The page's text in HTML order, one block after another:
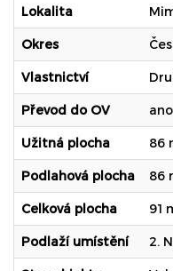
Lokalita
Okres
Vlastnictví
Převod do OV ano
Užitná plocha 86
Podlahová plocha 86
Celková plocha 91
Podlaží umístění 2.